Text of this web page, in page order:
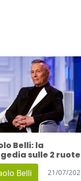
Belli: la
sulle 2 ruote
Belli 21/07/